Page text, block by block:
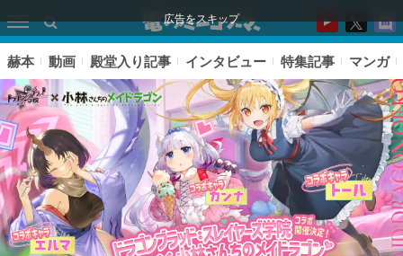
広告をスキップ
赫本 動画 殿堂入り記事 インタビュー 特集記事 マンガ